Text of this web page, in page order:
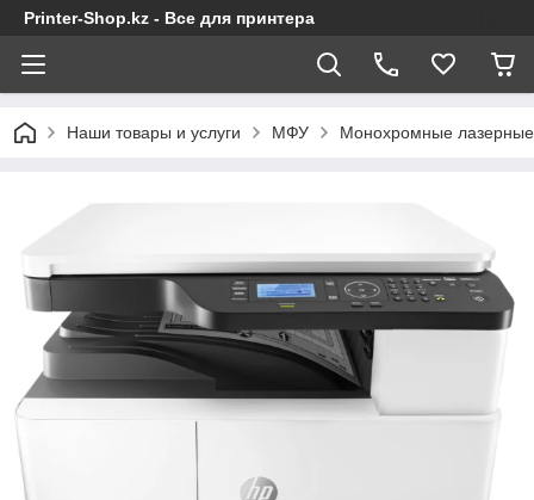
Printer-Shop.kz - Все для принтера
Наши товары и услуги МФУ Монохромные